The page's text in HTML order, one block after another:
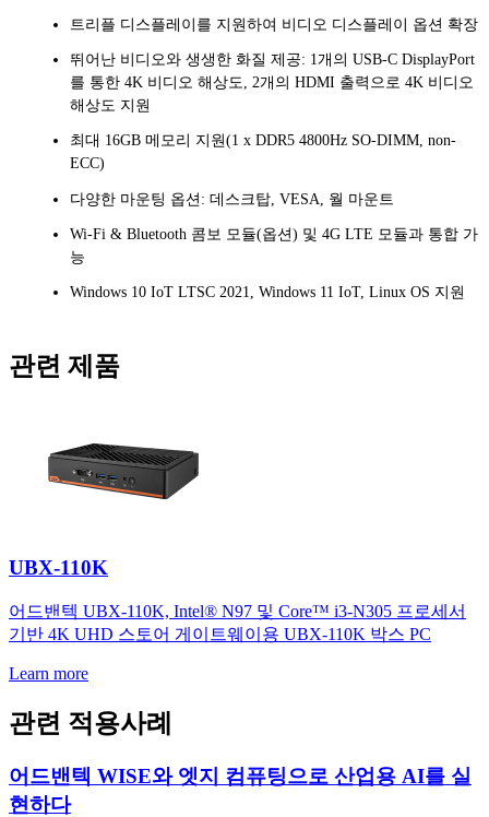
트리플 디스플레이를 지원하여 비디오 디스플레이 옵션 확장
뛰어난 비디오와 생생한 화질 제공: 1개의 USB-C DisplayPort
를 통한 4K 비디오 해상도, 2개의 HDMI 출력으로 4K 비디오
해상도 지원
최대 16GB 메모리 지원(1 x DDR5 4800Hz SO-DIMM, non-
ECC)
다양한 마운팅 옵션: 데스크탑, VESA, 월 마운트
Wi-Fi & Bluetooth 콤보 모듈(옵션) 및 4G LTE 모듈과 통합 가
능
Windows 10 IoT LTSC 2021, Windows 11 IoT, Linux OS 지원
관련 제품
UBX-110K
어드밴텍 UBX-110K, Intel® N97 및 Core™ i3-N305 프로세서
기반 4K UHD 스토어 게이트웨이용 UBX-110K 박스 PC
Learn more
관련 적용사례
어드밴텍 WISE와 엣지 컴퓨팅으로 산업용 AI를 실
현하다